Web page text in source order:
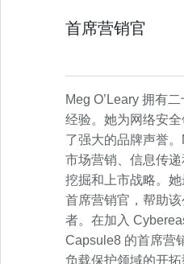
首席营销官
Meg O’Leary 拥有
经验。她为网络安
了强大的品牌声誉
市场营销、信息传
挖掘和上市战略。
首席营销官，帮助
者。在加入
Capsule8 的首席营
负载保护领域的开